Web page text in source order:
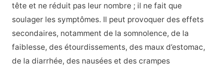
tête et ne réduit pas leur nombre ; il ne fait que
soulager les symptômes. Il peut provoquer des effets
secondaires, notamment de la somnolence, de la
faiblesse, des étourdissements, des maux d’estomac,
de la diarrhée, des nausées et des crampes